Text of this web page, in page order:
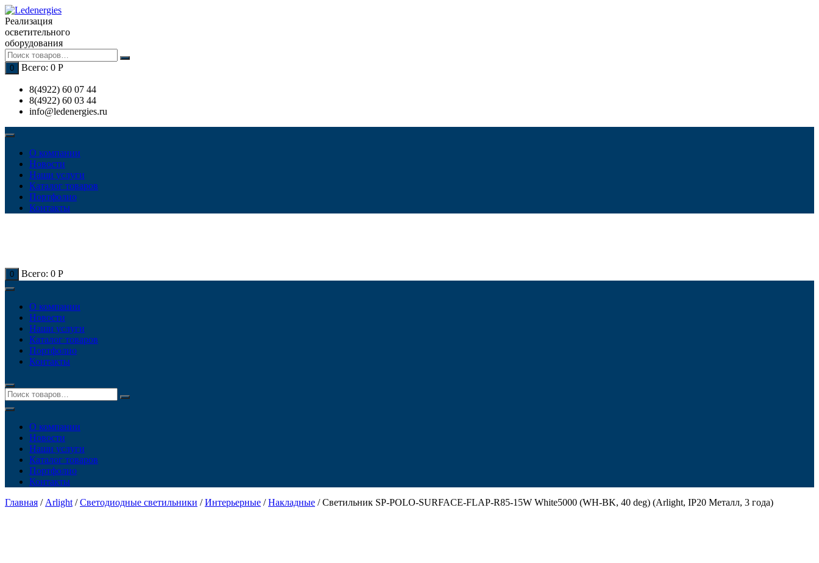
Перейти
к
содержимому
Реализация
осветительного
оборудования
0 Всего: 0 Р
8(4922) 60 07 44
8(4922) 60 03 44
info@ledenergies.ru
О компании
Новости
Наши услуги
Каталог товаров
Портфолио
Контакты
0 Всего: 0 Р
О компании
Новости
Наши услуги
Каталог товаров
Портфолио
Контакты
О компании
Новости
Наши услуги
Каталог товаров
Портфолио
Контакты
Главная / Arlight /Светодиодные светильники /Интерьерные /Накладные / Светильник SP-POLO-SURFACE-FLAP-R85-15W White5000 (WH-BK, 40 deg) (Arlight, IP20 Металл, 3 года)